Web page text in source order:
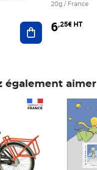
Ajouter au panier
20g / France
6,25€ HT
également aimer
Prix 6,25€ HT